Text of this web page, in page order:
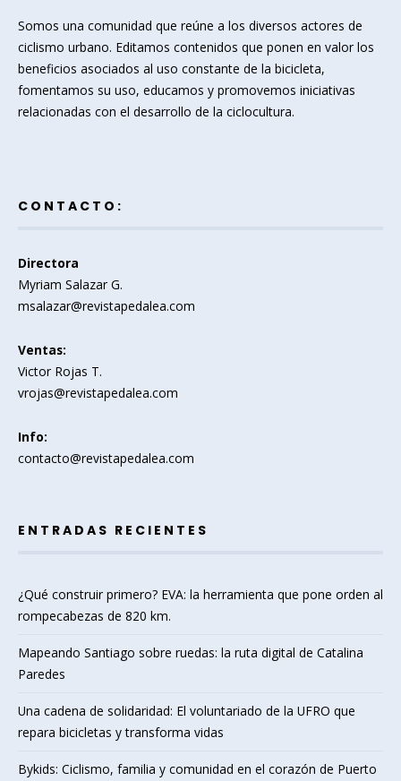
Somos una comunidad que reúne a los diversos actores de
ciclismo urbano. Editamos contenidos que ponen en valor los
beneficios asociados al uso constante de la bicicleta,
fomentamos su uso, educamos y promovemos iniciativas
relacionadas con el desarrollo de la ciclocultura.
CONTACTO:
Directora
Myriam Salazar G.
msalazar@revistapedalea.com
Ventas:
Victor Rojas T.
vrojas@revistapedalea.com
Info:
contacto@revistapedalea.com
ENTRADAS RECIENTES
¿Qué construir primero? EVA: la herramienta que pone orden al
rompecabezas de 820 km.
Mapeando Santiago sobre ruedas: la ruta digital de Catalina
Paredes
Una cadena de solidaridad: El voluntariado de la UFRO que
repara bicicletas y transforma vidas
Bykids: Ciclismo, familia y comunidad en el corazón de Puerto